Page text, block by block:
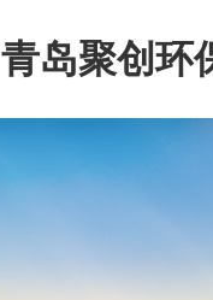
青岛聚创环